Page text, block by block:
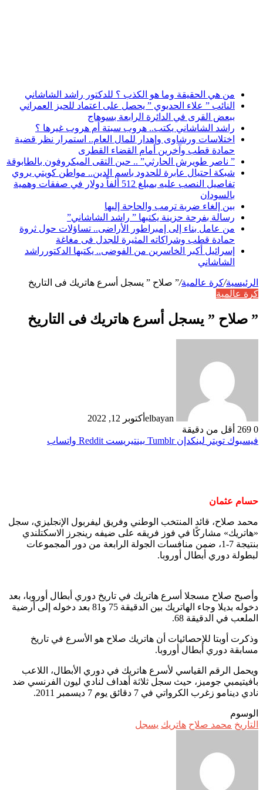
من هي الحقيقة وما هو الكذب ؟ للدكتور راشد الشاشاني
النائب ” علاء الحديوي ” يحصل على اعتماد للحيز العمراني
ببعض القرى في الدائرة الرابعة بسوهاج
راشد الشاشاني يكتب.. هروب سبتة أم هروب غيرها ؟
اختلاسات ورشاوى وإهدار للمال العام.. استمرار نظر قضية
حمادة قطب وآخرين أمام القضاء القطرى
” ناصر طويرش الحارثي” .. حين التقى الميكروفون بالطابوقة
شبكة احتيال عابرة للحدود باسم الدين.. مواطن كويتي يروي
تفاصيل النصب عليه بمبلغ 512 ألفاً دولار في صفقات وهمية
بالسودان
بين إلغاء ضربة ترمب والحاجة إليها
رسالة بفرحة حزينة يكتبها ” راشد الشاشاني”
من عامل بناء إلى إمبراطور الأراضى.. تساؤلات حول ثروة
حمادة قطب وشراكاته المثيرة للجدل فى مغاغة
إسرائيل أكبر الخاسرين من الفوضى.. يكتبها الدكتورراشد
الشاشاني
الرئيسية/كرة عالمية/” صلاح ” يسجل أسرع هاتريك فى التاريخ
كرة عالمية
” صلاح ” يسجل أسرع هاتريك فى التاريخ
elbayan أكتوبر 12, 2022
0
أقل من دقيقة
فيسبوك تويتر لينكدإن بينتيريست واتساب
حسام عثمان
محمد صلاح، قائد المنتخب الوطني وفريق ليفربول الإنجليزي، سجل
«هاتريك» مشاركًا في فوز فريقه على ضيفه رينجرز الاسكتلندي
بنتيجة 7-1، ضمن منافسات الجولة الرابعة من دور المجموعات
لبطولة دوري أبطال أوروبا.
وأصبح صلاح مسجلا أسرع هاتريك في تاريخ دوري أبطال أوروبا، بعد
دخوله بديلا وجاء الهاتريك بين الدقيقة 75 و81 بعد دخوله إلى أرضية
الملعب في الدقيقة 68.
وذكرت أوبتا للإحصائيات أن هاتريك صلاح هو الأسرع في تاريخ
مسابقة دوري أبطال أوروبا.
ويحمل الرقم القياسي لأسرع هاتريك في دوري الأبطال، اللاعب
بافيتيمبي جوميز، حيث سجل ثلاثة أهداف لنادي ليون الفرنسي ضد
نادي دينامو زغرب الكرواتي في 7 دقائق يوم 7 ديسمبر 2011.
الوسوم
التاريخ محمد صلاح هاتريك يسجل